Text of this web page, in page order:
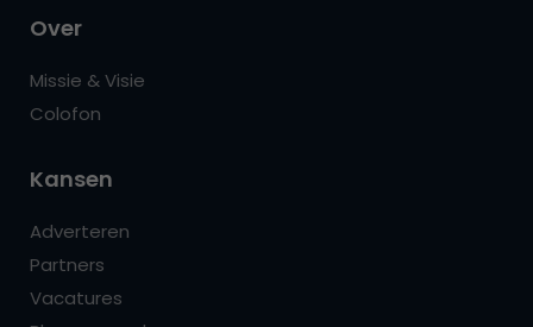
Over
Missie & Visie
Colofon
Kansen
Adverteren
Partners
Vacatures